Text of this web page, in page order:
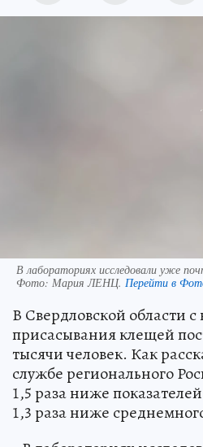
В лабораториях исследовали уже
Фото: Мария ЛЕНЦ. Перейти в
В Свердловской области с
присасывания клещей
тысячи человек. Как
службе регионального
1,5 раза ниже
1,3 раза ниже